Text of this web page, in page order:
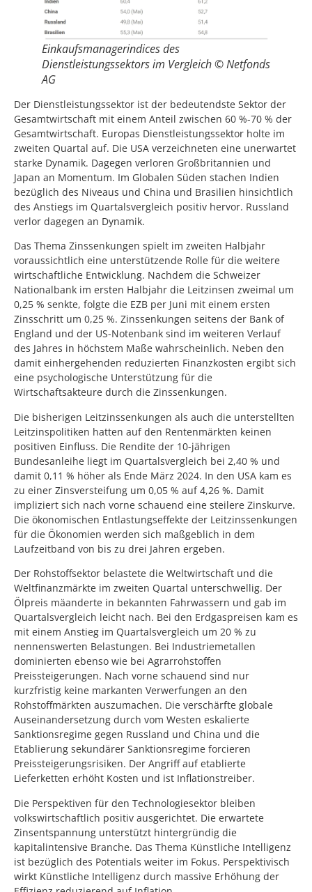
Einkaufsmanagerindices des
Dienstleistungssektors im Vergleich © Netfonds
AG
Der Dienstleistungssektor ist der bedeutendste Sektor der
Gesamtwirtschaft mit einem Anteil zwischen 60 %-70 % der
Gesamtwirtschaft. Europas Dienstleistungssektor holte im
zweiten Quartal auf. Die USA verzeichneten eine unerwartet
starke Dynamik. Dagegen verloren Großbritannien und
Japan an Momentum. Im Globalen Süden stachen Indien
bezüglich des Niveaus und China und Brasilien hinsichtlich
des Anstiegs im Quartalsvergleich positiv hervor. Russland
verlor dagegen an Dynamik.
Das Thema Zinssenkungen spielt im zweiten Halbjahr
voraussichtlich eine unterstützende Rolle für die weitere
wirtschaftliche Entwicklung. Nachdem die Schweizer
Nationalbank im ersten Halbjahr die Leitzinsen zweimal um
0,25 % senkte, folgte die EZB per Juni mit einem ersten
Zinsschritt um 0,25 %. Zinssenkungen seitens der Bank of
England und der US-Notenbank sind im weiteren Verlauf
des Jahres in höchstem Maße wahrscheinlich. Neben den
damit einhergehenden reduzierten Finanzkosten ergibt sich
eine psychologische Unterstützung für die
Wirtschaftsakteure durch die Zinssenkungen.
Die bisherigen Leitzinssenkungen als auch die unterstellten
Leitzinspolitiken hatten auf den Rentenmärkten keinen
positiven Einfluss. Die Rendite der 10-jährigen
Bundesanleihe liegt im Quartalsvergleich bei 2,40 % und
damit 0,11 % höher als Ende März 2024. In den USA kam es
zu einer Zinsversteifung um 0,05 % auf 4,26 %. Damit
impliziert sich nach vorne schauend eine steilere Zinskurve.
Die ökonomischen Entlastungseffekte der Leitzinssenkungen
für die Ökonomien werden sich maßgeblich in dem
Laufzeitband von bis zu drei Jahren ergeben.
Der Rohstoffsektor belastete die Weltwirtschaft und die
Weltfinanzmärkte im zweiten Quartal unterschwellig. Der
Ölpreis mäanderte in bekannten Fahrwassern und gab im
Quartalsvergleich leicht nach. Bei den Erdgaspreisen kam es
mit einem Anstieg im Quartalsvergleich um 20 % zu
nennenswerten Belastungen. Bei Industriemetallen
dominierten ebenso wie bei Agrarrohstoffen
Preissteigerungen. Nach vorne schauend sind nur
kurzfristig keine markanten Verwerfungen an den
Rohstoffmärkten auszumachen. Die verschärfte globale
Auseinandersetzung durch vom Westen eskalierte
Sanktionsregime gegen Russland und China und die
Etablierung sekundärer Sanktionsregime forcieren
Preissteigerungsrisiken. Der Angriff auf etablierte
Lieferketten erhöht Kosten und ist Inflationstreiber.
Die Perspektiven für den Technologiesektor bleiben
volkswirtschaftlich positiv ausgerichtet. Die erwartete
Zinsentspannung unterstützt hintergründig die
kapitalintensive Branche. Das Thema Künstliche Intelligenz
ist bezüglich des Potentials weiter im Fokus. Perspektivisch
wirkt Künstliche Intelligenz durch massive Erhöhung der